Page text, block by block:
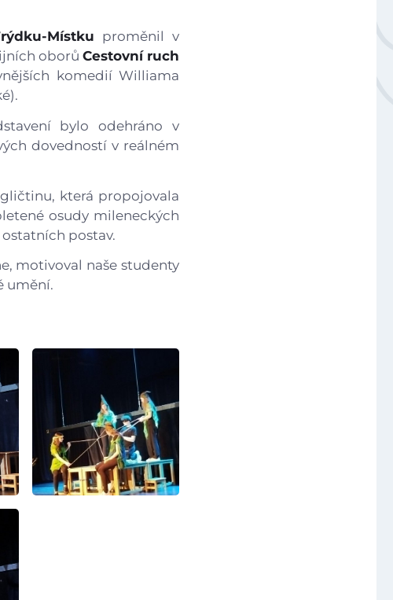
Úvod
Aktuálně
Studium
Projekty
Video a audio
Virtuální prohlídka
Kontakty
Místku proměnil v
oborů Cestovní ruch
komedií Williama
bylo odehráno v
dovedností v reálném
která propojovala
osudy mileneckých
postav.
motivoval naše studenty
umění.